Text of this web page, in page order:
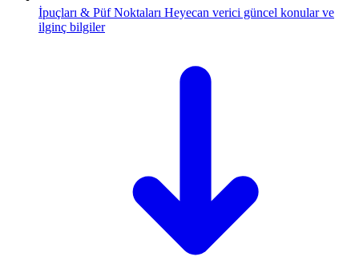
İpuçları & Püf Noktaları Heyecan verici güncel konular ve
ilginç bilgiler